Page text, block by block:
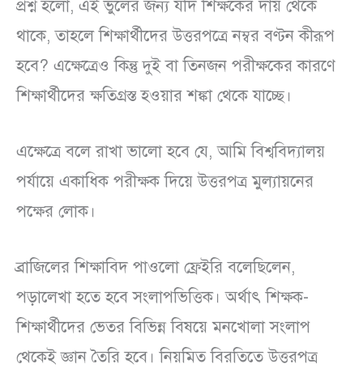
প্রশ্ন হলো, এই ভুলের জন্য যদি শিক্ষকের দায় থেকে
থাকে, তাহলে শিক্ষার্থীদের উত্তরপত্রে নম্বর বণ্টন কীরূপ
হবে? এক্ষেত্রেও কিন্তু দুই বা তিনজন পরীক্ষকের কারণে
শিক্ষার্থীদের ক্ষতিগ্রস্ত হওয়ার শঙ্কা থেকে যাচ্ছে।
এক্ষেত্রে বলে রাখা ভালো হবে যে, আমি বিশ্ববিদ্যালয়
পর্যায়ে একাধিক পরীক্ষক দিয়ে উত্তরপত্র মুল্যায়নের
পক্ষের লোক।
ব্রাজিলের শিক্ষাবিদ পাওলো ফ্রেইরি বলেছিলেন,
পড়ালেখা হতে হবে সংলাপভিত্তিক। অর্থাৎ শিক্ষক-
শিক্ষার্থীদের ভেতর বিভিন্ন বিষয়ে মনখোলা সংলাপ
থেকেই জ্ঞান তৈরি হবে। নিয়মিত বিরতিতে উত্তরপত্র